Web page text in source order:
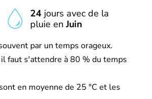
24 jours avec de la
pluie enJuin
par un temps orageux.
faut s'attendre à 80 % du temps
en moyenne de 25 °C et les